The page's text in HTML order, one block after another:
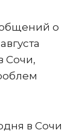
о
Сочи,
в Сочи